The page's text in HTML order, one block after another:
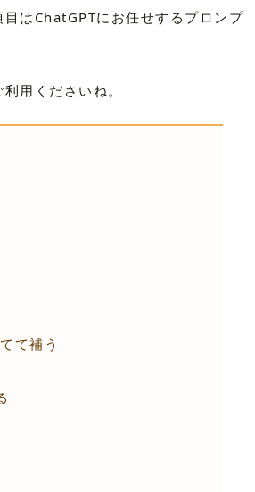
はChatGPTにお任せするプロンプ
用くださいね。